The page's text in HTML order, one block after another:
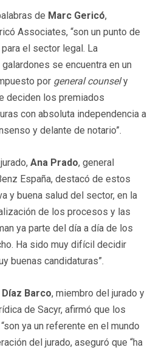
de Marc Gericó,
Associates, “son un punto de
el sector legal. La
se encuentra en un
por general counsely
deciden los premiados
con absoluta independencia a
y delante de notario”.
Ana Prado, general
España, destacó de estos
y buena salud del sector, en la
de los procesos y las
ya parte del día a día de los
Ha sido muy difícil decidir
buenas candidaturas”.
Barco, miembro del jurado y
de Sacyr, afirmó que los
ya un referente en el mundo
del jurado, aseguró que “ha